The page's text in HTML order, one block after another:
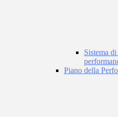
Sistema
Piano della